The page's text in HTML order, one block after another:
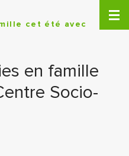
cet été avec
en famille
Socio-